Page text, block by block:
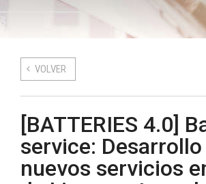
VOLVER
[BATTERIES 4.0]
service: Desarrollo
nuevos servicios